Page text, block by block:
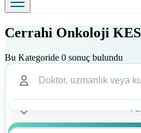
Cerrahi Onkoloji
Bu Kategoride 0 sonuç bulundu